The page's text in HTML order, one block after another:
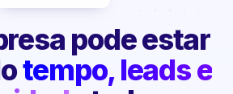
pode estar
tempo, leads e